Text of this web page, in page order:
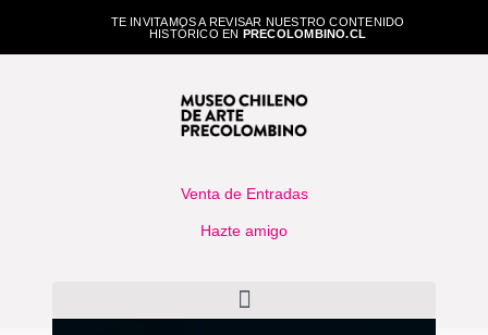
TE INVITAMOS A REVISAR NUESTRO CONTENIDO
HISTÓRICO EN PRECOLOMBINO.CL
Venta de Entradas
Hazte amigo